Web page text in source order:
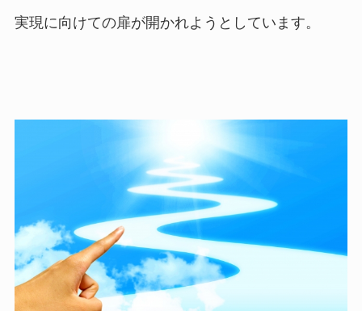
実現に向けての扉が開かれようとしています。